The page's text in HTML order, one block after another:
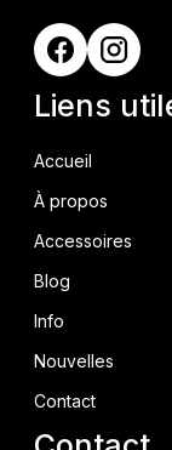
Liens
Accueil
À propos
Accessoires
Blog
Info
Nouvelles
Contact